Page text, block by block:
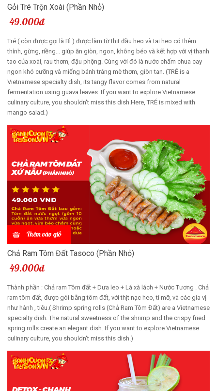
Gỏi Tré Trộn Xoài (Phần Nhỏ)
49.000đ
Tré ( còn được gọi là Bì ) được làm từ thịt đầu heo và tai heo có thêm
thính, gừng, riềng... giúp ăn giòn, ngon, không béo và kết hợp với vị thanh
tao của xoài, rau thơm, đậu phộng. Cùng với đó là nước chấm chua cay
ngon khó cưỡng và miếng bánh tráng mè thơm, giòn tan. (TRÉ is a
Vietnamese specialty dish, its tangy flavor comes from natural
fermentation using guava leaves. If you want to explore Vietnamese
culinary culture, you shouldn't miss this dish.Here, TRÉ is mixed with
mango salad.)
Thêm vào giỏ
Chả Ram Tôm Đất Tasoco (Phần Nhỏ)
49.000đ
Thành phần : Chả ram Tôm đất + Dưa leo + Lá xà lách + Nước Tương . Chả
ram tôm đất, được gói bằng tôm đất, với thịt nạc heo, tí mỡ, và các gia vị
như hành , tiêu.( Shrimp spring rolls (Chả Ram Tôm Đất) are a Vietnamese
specialty dish. The natural sweetness of the shrimp and the crispy fried
spring rolls create an elegant dish. If you want to explore Vietnamese
culinary culture, you shouldn't miss this dish.)